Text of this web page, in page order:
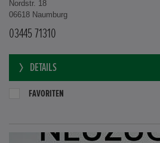
Nordstr. 18
06618 Naumburg
03445 71310
DETAILS
FAVORITEN